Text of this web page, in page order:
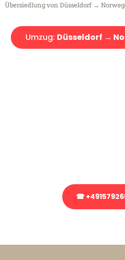
Übersiedlung von Düsseldorf →
Umzug: Düsseldorf →
☎